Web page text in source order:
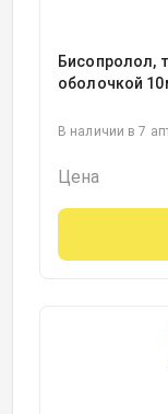
Бисопролол,
оболочкой
В наличии в 7
Цена